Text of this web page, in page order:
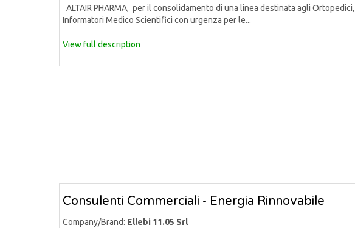
ALTAIR PHARMA, per il consolidamento di una linea destinata agli
Informatori Medico Scientifici con urgenza per le...
View full description
Consulenti Commerciali - Energia Rinnovabile
Company/Brand: Ellebi 11.05 Srl